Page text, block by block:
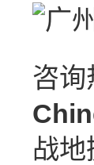
咨询
战